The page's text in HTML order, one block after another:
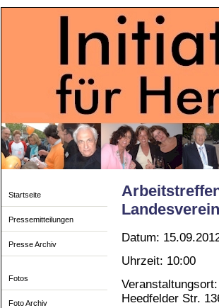
Startseite
Pressemitteilungen
Presse Archiv
Fotos
Foto Archiv
Datum:
Uhrzeit: 10:00
Heedfelder Str.